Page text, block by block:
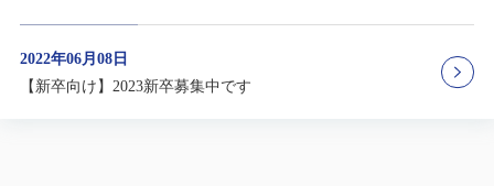
2022年06月08日
【新卒向け】2023新卒募集中です